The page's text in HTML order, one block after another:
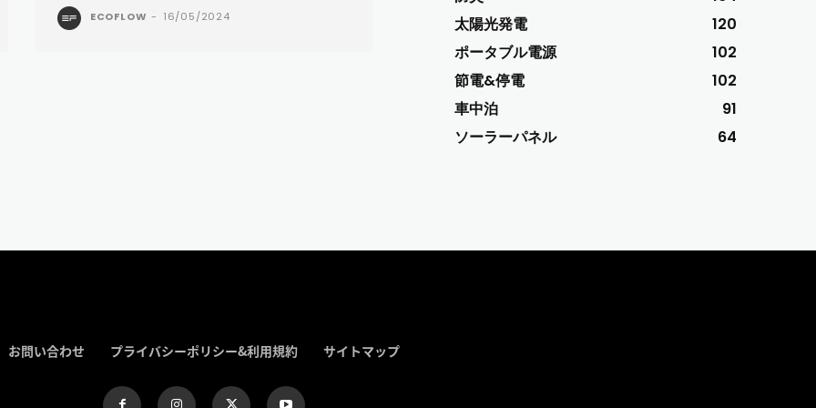
ECOFLOW - 16/05/2024
太陽光発電
120
ポータブル電源
102
節電&停電
102
車中泊
91
ソーラーパネル
64
お問い合わせ プライバシーポリシー&利用規約 サイトマップ